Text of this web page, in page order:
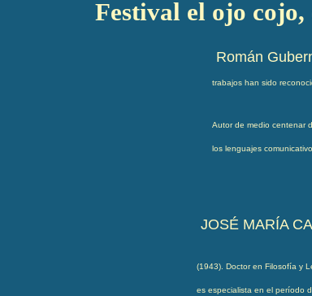
Festival el ojo cojo,
Román
trabajos han sido
Autor de medio centenar
los lenguajes
JOSÉ MARÍA
(1943). Doctor en Filosofía y
es especialista en el período